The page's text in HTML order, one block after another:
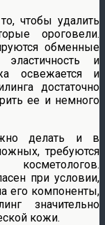
чтобы удалить
ороговели.
обменные
и
освежается и
достаточно
ее и немного
делать и в
требуются
при условии,
его компоненты,
значительно
кожи.